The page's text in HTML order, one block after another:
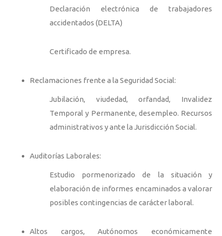
Declaración electrónica de trabajadores
accidentados (DELTA)
Certificado de empresa.
Reclamaciones frente a la Seguridad Social:
Jubilación, viudedad, orfandad, Invalidez
Temporal y Permanente, desempleo. Recursos
administrativos y ante la Jurisdicción Social.
Auditorías Laborales:
Estudio pormenorizado de la situación y
elaboración de informes encaminados a valorar
posibles contingencias de carácter laboral.
Altos cargos, Autónomos económicamente